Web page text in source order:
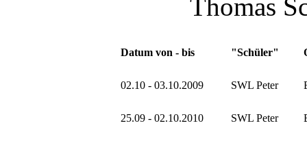
Thomas
Datum von - bis "Schüler"
02.10 - 03.10.2009 SWL Peter
25.09 - 02.10.2010 SWL Peter